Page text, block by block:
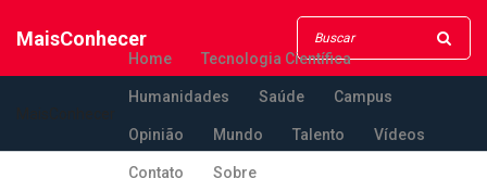
MaisConhecer
Home Tecnologia Científica
Humanidades Saúde Campus
Opinião Mundo Talento Vídeos
Contato Sobre